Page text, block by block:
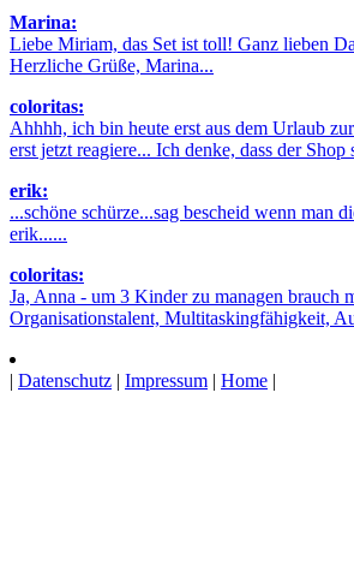
Marina:
Liebe Miriam, das Set ist toll! Ganz lieben
Herzliche Grüße, Marina...
coloritas:
Ahhhh, ich bin heute erst aus dem Urlaub
erst jetzt reagiere... Ich denke, dass der Shop
erik:
...schöne schürze...sag bescheid wenn man
erik......
coloritas:
Ja, Anna - um 3 Kinder zu managen brauch
Organisationstalent, Multitaskingfähigkeit,
| Datenschutz | Impressum | Home |